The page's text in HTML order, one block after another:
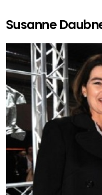
Susanne